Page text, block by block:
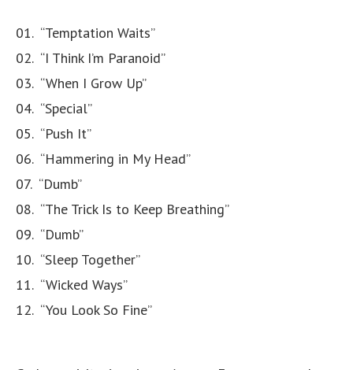
01. “Temptation Waits”
02. “I Think I’m Paranoid”
03. “When I Grow Up”
04. “Special”
05. “Push It”
06. “Hammering in My Head”
07. “Dumb”
08. “The Trick Is to Keep Breathing”
09. “Dumb”
10. “Sleep Together”
11. “Wicked Ways”
12. “You Look So Fine”